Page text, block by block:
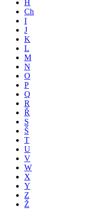
H
Ch
I
J
K
L
M
N
O
P
Q
R
Ř
S
Š
T
U
V
W
X
Y
Z
Ž